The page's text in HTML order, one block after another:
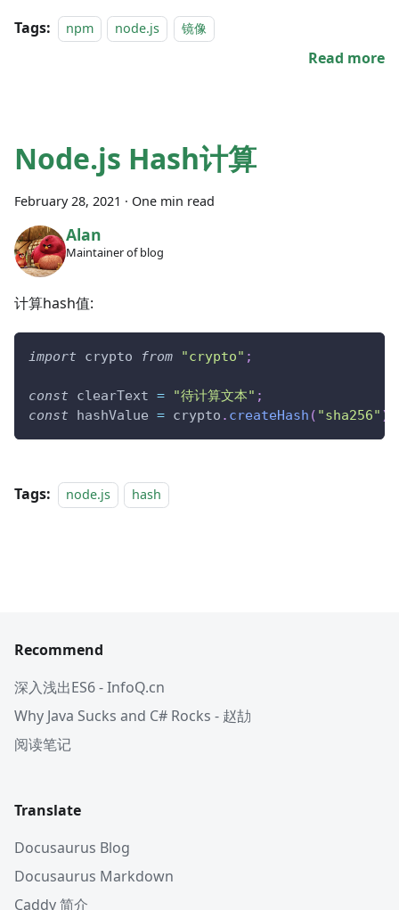
Tags: npm node.js 镜像
Read more
Node.js Hash计算
February 28, 2021 · One min read
Alan
Maintainer of blog
计算hash值:
import crypto from "crypto" ;
const clearText = "待计算文本" ;
const hashValue = crypto . createHash ( "sha256" )
Tags: node.js hash
Recommend
深入浅出ES6 - InfoQ.cn
Why Java Sucks and C# Rocks - 赵劼
阅读笔记
Translate
Docusaurus Blog
Docusaurus Markdown
Caddy 简介